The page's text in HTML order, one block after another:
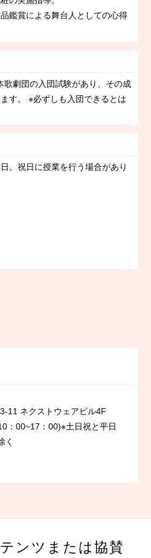
鑑賞による舞台人としての心得
す。 ※必ずしも入団できるとは
。祝日に授業を行う場合があり
11 ネクストウェアビル4F
：00~17：00)※土日祝と平日
く
ンツまたは協賛